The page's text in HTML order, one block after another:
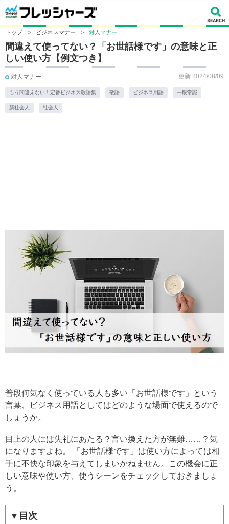
トップ > ビジネスマナー > 対人マナー
間違えて使ってない？「お世話様です」の意味と正
しい使い方【例文つき】
対人マナー 更新:2024/08/09
もう間違えない！定番ビジネス敬語集 敬語 ビジネス用語 一般常識
新社会人 社会人
普段何気なく使っている人も多い「お世話様です」という
言葉、ビジネス用語としてはどのような場面で使えるので
しょうか。
目上の人には失礼にあたる？言い換えた方が無難……？気
になりますよね。 「お世話様です」は使い方によっては相
手に不快な印象を与えてしまいかねません。この機会に正
しい意味や使い方、使うシーンをチェックしておきましょ
う。
▼目次